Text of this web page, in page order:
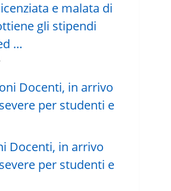
e malata di
gli stipendi
…
Docenti, in arrivo
per studenti e